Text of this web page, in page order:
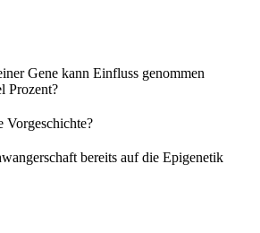
Gene kann Einfluss genommen
Prozent?
Vorgeschichte?
bereits auf die Epigenetik